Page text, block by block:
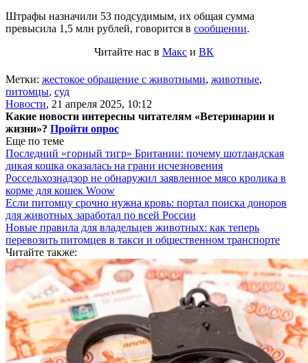
Штрафы назначили 53 подсудимым, их общая сумма
превысила 1,5 млн рублей, говорится в сообщении.
Читайте нас в Макс и ВК
Метки: жестокое обращение с животными, животные,
питомцы, суд
Новости, 21 апреля 2025, 10:12
Какие новости интересны читателям «Ветеринарии и
жизни»? Пройти опрос
Еще по теме
Последний «горный тигр» Британии: почему шотландская
дикая кошка оказалась на грани исчезновения
Россельхознадзор не обнаружил заявленное мясо кролика в
корме для кошек Woow
Если питомцу срочно нужна кровь: портал поиска доноров
для животных заработал по всей России
Новые правила для владельцев животных: как теперь
перевозить питомцев в такси и общественном транспорте
Читайте также: